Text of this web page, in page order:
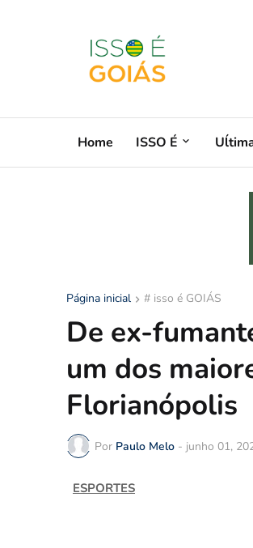
Home ISSO É
Página inicial # isso é GOIÁS
De ex-
um dos
Florianópolis
Por Paulo Melo - junho 01,
ESPORTES